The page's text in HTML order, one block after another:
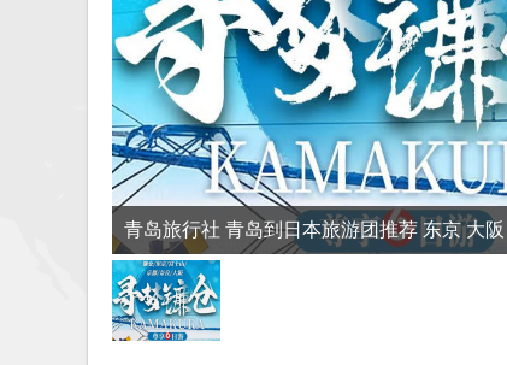
青岛旅行社 青岛到日本旅游团推荐 东京 大
箱根 日本六日游 富士山